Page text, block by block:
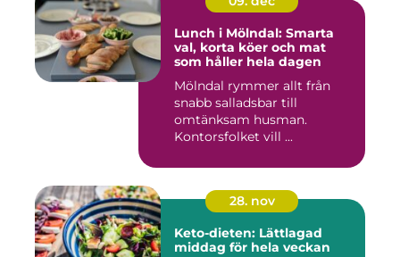
Lunch i Mölndal: Smarta
val, korta köer och mat
som håller hela dagen
Mölndal rymmer allt från
snabb salladsbar till
omtänksam husman.
Kontorsfolket vill ...
28. nov
Keto-dieten: Lättlagad
middag för hela veckan